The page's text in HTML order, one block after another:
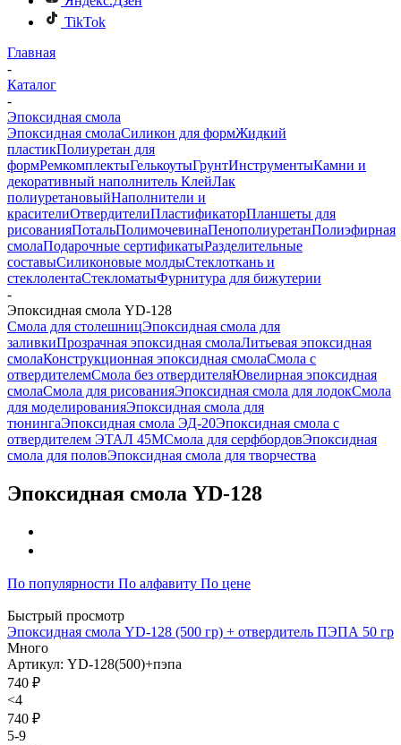
TikTok
Главная
-
Каталог
-
Эпоксидная смола
Эпоксидная смолаСиликон для формЖидкий
пластикПолиуретан для
формРемкомплектыГелькоутыГрунтИнструментыКамни и
декоративный наполнитель КлейЛак
полиуретановыйНаполнители и
красителиОтвердителиПластификаторПланшеты для
рисованияПотальПолимочевинаПенополиуретанПолиэфирная
смолаПодарочные сертификатыРазделительные
составыСиликоновые молдыСтеклоткань и
стеклолентаСтекломатыФурнитура для бижутерии
-
Эпоксидная смола YD-128
Смола для столешницЭпоксидная смола для
заливкиПрозрачная эпоксидная смолаЛитьевая эпоксидная
смолаКонструкционная эпоксидная смолаСмола с
отвердителемСмола без отвердителяЮвелирная эпоксидная
смолаСмола для рисованияЭпоксидная смола для лодокСмола
для моделированияЭпоксидная смола для
тюнингаЭпоксидная смола ЭД-20Эпоксидная смола с
отвердителем ЭТАЛ 45МСмола для серфбордовЭпоксидная
смола для половЭпоксидная смола для творчества
Эпоксидная смола YD-128
По популярности По алфавиту По цене
Быстрый просмотр
Эпоксидная смола YD-128 (500 гр) + отвердитель ПЭПА 50 гр
Много
Артикул: YD-128(500)+пэпа
740 ₽
<4
740 ₽
5-9